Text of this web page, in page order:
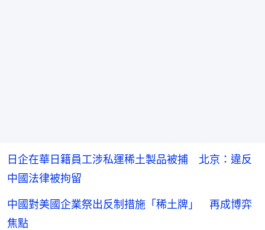
日企在華日籍員工涉私運稀土製品被捕 北京：違反
中國法律被拘留
中國對美國企業祭出反制措施「稀土牌」 再成博弈
焦點